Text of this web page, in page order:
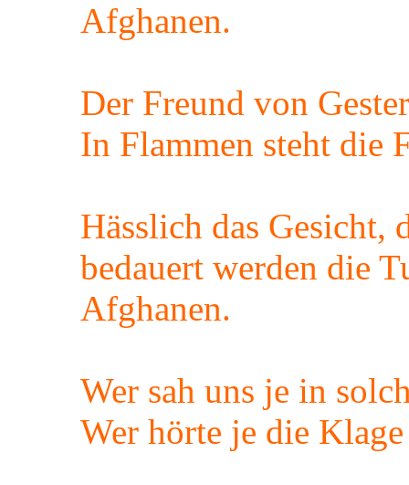
Afghanen.
Der Freund von
In Flammen steht die
Hässlich das Gesicht,
bedauert werden die
Afghanen.
Wer sah uns je in
Wer hörte je die